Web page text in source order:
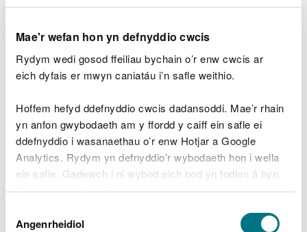
Mae'r wefan hon yn defnyddio cwcis
Rydym wedi gosod ffeiliau bychain o’r enw cwcis ar
eich dyfais er mwyn caniatáu i’n safle weithio.
Hoffem hefyd ddefnyddio cwcis dadansoddi. Mae’r rhain
yn anfon gwybodaeth am y ffordd y caiff ein safle ei
ddefnyddio i wasanaethau o’r enw Hotjar a Google
Analytics. Rydym yn defnyddio’r wybodaeth hon i wella
ein safle. Gadewch i ni wybod eich bod yn fodlon â hyn.
Byddwn yn defnyddio cwci i gadw eich dewis.
Gellirdarllen mwy am ein cwcis cyn i chi ddewis.
Caniatâd
Angenrheidiol
ein tudalenGwneud cais am drwydded safonol ar
Trwydded bwrpasolar gyfer unrhyw weithrediadau
gwastraff mwyngloddio eraill. Mae hyn yn cynnwys
gollyngiadau dŵr newydd, safleoedd Categori A, a
safleoedd nad ydyn nhw’n ymdrin â gwastraff
anadweithiol.
Mae gollyngiadau dŵr yn cael eu rheoleiddio o dan
weithgarwch mwyngloddio ar hyn o bryd, mae